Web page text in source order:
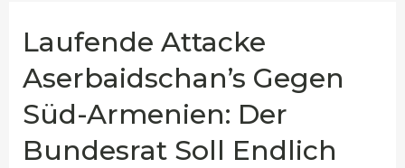
Laufende Attacke
Aserbaidschan’s Gegen
Süd-Armenien: Der
Bundesrat Soll Endlich